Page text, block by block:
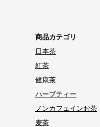
商品カテゴリ
日本茶
紅茶
健康茶
ハーブティー
ノンカフェインお茶
麦茶